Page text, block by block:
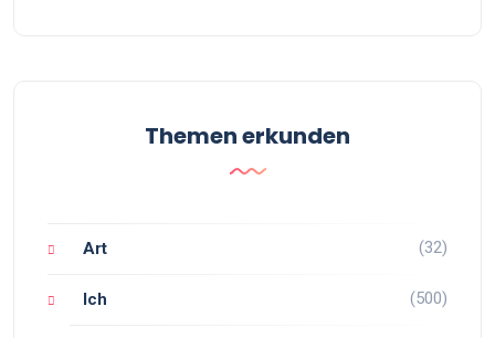
Themen erkunden
Art (32)
Ich (500)